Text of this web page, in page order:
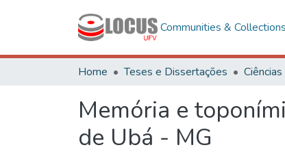
Communities & Collections
Home Teses e Dissertações
Memória e
de Ubá - MG